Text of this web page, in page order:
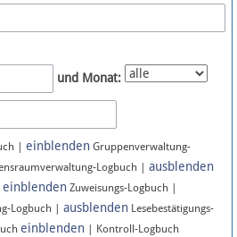
und Monat:
| einblenden Gruppenverwaltung-
Logbuch | ausblenden
einblenden Zuweisungs-Logbuch |
Logbuch | ausblenden Lesebestätigungs-
einblenden | Kontroll-Logbuch